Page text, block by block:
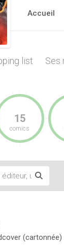
Accueil
list Ses
15
comics